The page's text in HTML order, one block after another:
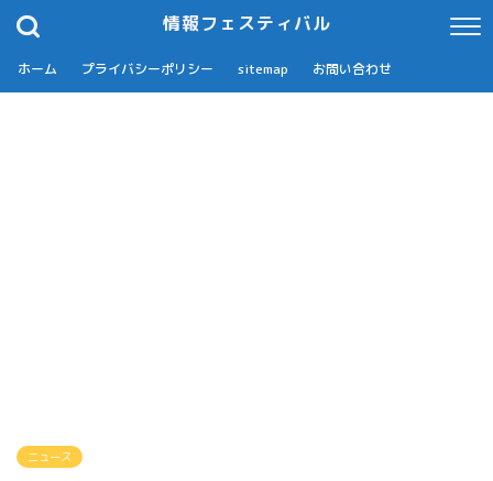
情報フェスティバル
ホーム プライバシーポリシー sitemap お問い合わせ
ニュース